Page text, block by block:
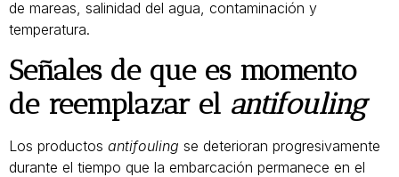
de mareas, salinidad del agua, contaminación y
temperatura.
Señales de que es momento
de reemplazar el antifouling
Los productos antifouling se deterioran progresivamente
durante el tiempo que la embarcación permanece en el